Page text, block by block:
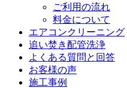
ご利用の流れ
料金について
エアコンクリーニング
追い焚き配管洗浄
よくある質問と回答
お客様の声
施工事例